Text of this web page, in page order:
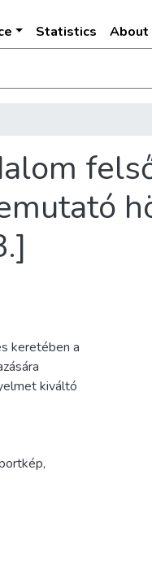
Statistics About
keretében a
kiváltó
,